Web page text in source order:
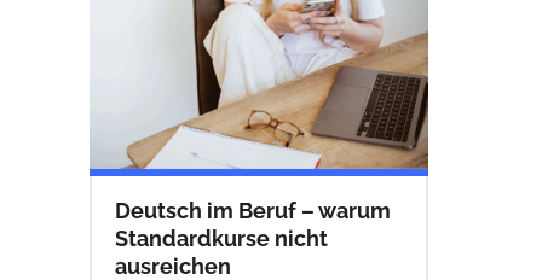
Deutsch im Beruf – warum
Standardkurse nicht
ausreichen